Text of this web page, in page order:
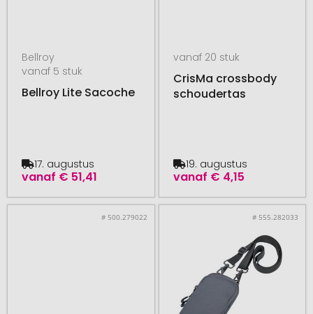
Bellroy
vanaf 5 stuk
Bellroy Lite Sacoche
vanaf € 51,41
17. augustus
vanaf 20 stuk
CrisMa crossbody
schoudertas
vanaf € 4,15
19. augustus
# 500.279022 # 555.282033